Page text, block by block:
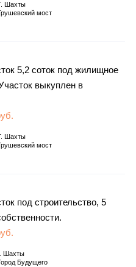
Шахты
мост
5,2 соток под жилищное
выкуплен в
Шахты
мост
под строительство, 5
Шахты
Будущего